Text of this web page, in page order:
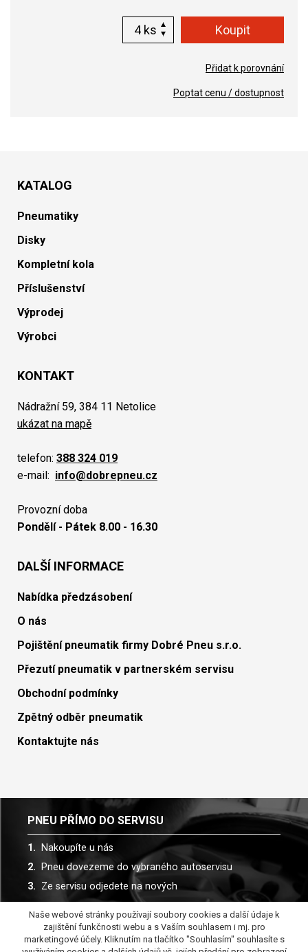
ks
Přidat k porovnání
Poptat cenu / dostupnost
KATALOG
Pneumatiky
Disky
Kompletní kola
Příslušenství
Výprodej
Výrobci
KONTAKT
Nádražní 59, 384 11 Netolice
ukázat na mapě
telefon: 388 324 019
e-mail: info@dobrepneu.cz
Provozní doba
Pondělí - Pátek 8.00 - 16.30
DALŠÍ INFORMACE
Nabídka předzásobení
O nás
Pojištění pneumatik firmy Dobré Pneu s.r.o.
Přezutí pneumatik v partnerském servisu
Obchodní podmínky
Zpětný odběr pneumatik
Kontaktujte nás
PNEU PŘÍMO DO SERVISU
Nakoupíte u nás
Pneu dovezeme do vybraného autoservisu
Ze servisu odjedete na nových
Spolupracujeme s více než 30 autoservisy
Naše webové stránky používají soubory cookies a další údaje k
zajištění funkčnosti webu a s Vaším souhlasem i mj. pro
marketingové účely. Kliknutím na tlačítko "Souhlasím" souhlasíte s